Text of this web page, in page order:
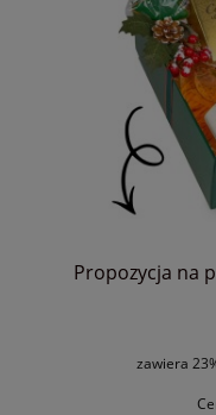
Propozycja na
zawiera